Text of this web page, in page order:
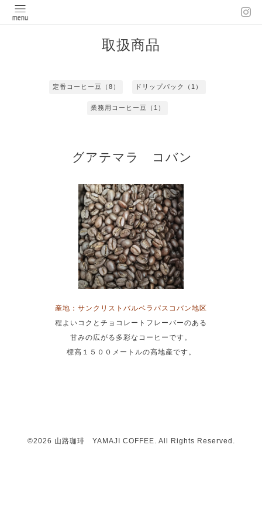
取扱商品
定番コーヒー豆（8） ドリップパック（1）
業務用コーヒー豆（1）
グアテマラ コバン
産地：サンクリストバルベラパスコバン地区
程よいコクとチョコレートフレーバーのある
甘みの広がる多彩なコーヒーです。
標高１５００メートルの高地産です。
©2026 山路珈琲 YAMAJI COFFEE . All Rights Reserved.